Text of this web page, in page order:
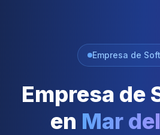
Empresa de
Empresa de
en Mar